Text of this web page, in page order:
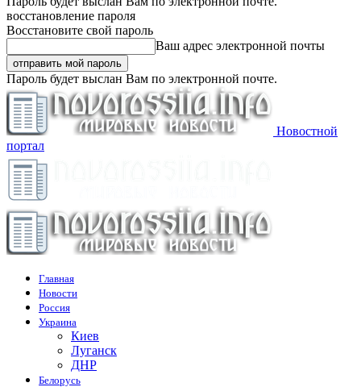
восстановление пароля
Восстановите свой пароль
Ваш адрес электронной почты
Пароль будет выслан Вам по электронной почте.
Новостной
портал
Главная
Новости
Россия
Украина
Киев
Луганск
ДНР
Белорусь